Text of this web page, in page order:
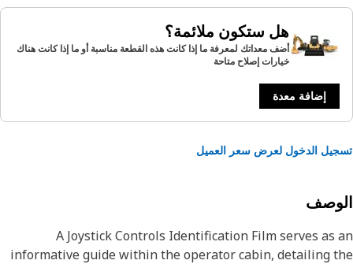
هل ستكون ملائمة؟
أضف معداتك لمعرفة ما إذا كانت هذه القطعة مناسبة أو ما إذا كانت هناك
خيارات إصلاح متاحة
إضافة معدة
الدخول لعرض سعر العميل
A Joystick Controls Identification Film serves as
informative guide within the operator cabin, detailing